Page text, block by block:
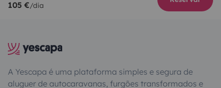
105 €/dia
A Yescapa é uma plataforma simples e segura de
aluguer de autocaravanas, furgões transformados e